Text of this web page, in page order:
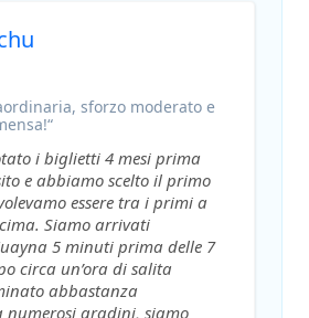
sforzo moderato e
i biglietti 4 mesi prima
e abbiamo scelto il primo
essere tra i primi a
Siamo arrivati
5 minuti prima delle 7
circa un’ora di salita
abbastanza
numerosi gradini, siamo